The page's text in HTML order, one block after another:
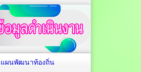
แผนพัฒนาท้องถิ่น